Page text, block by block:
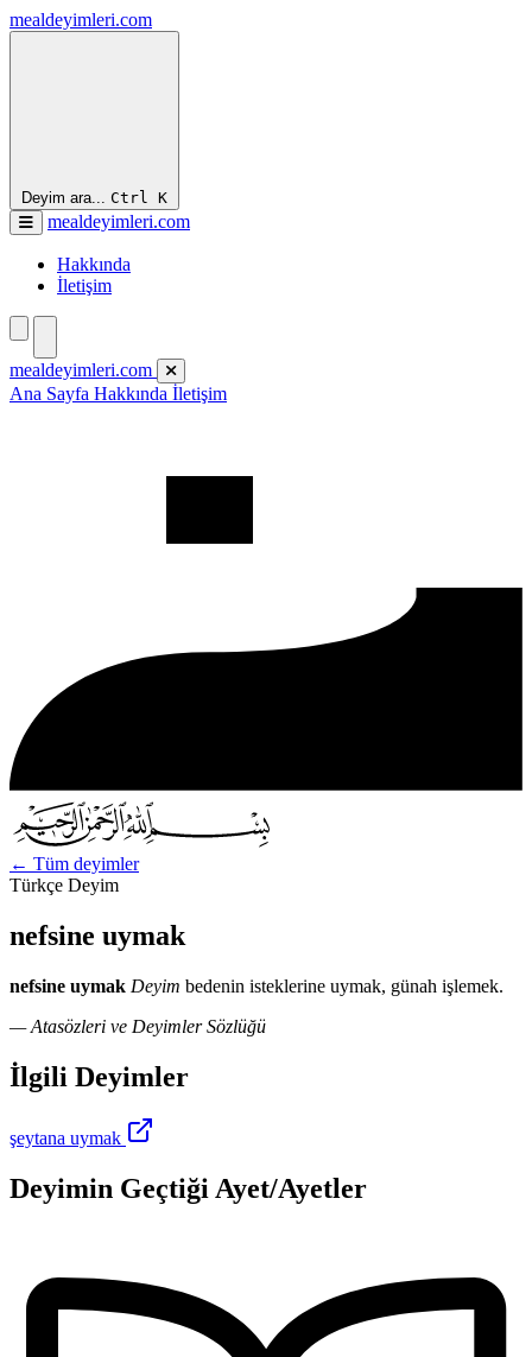
mealdeyimleri.com
Deyim ara... Ctrl K
mealdeyimleri.com
Hakkında
İletişim
mealdeyimleri.com
Ana Sayfa Hakkında İletişim
← Tüm deyimler
Türkçe Deyim
nefsine uymak
nefsine uymak Deyim bedenin isteklerine uymak, günah işlemek.
— Atasözleri ve Deyimler Sözlüğü
İlgili Deyimler
şeytana uymak
Deyimin Geçtiği Ayet/Ayetler